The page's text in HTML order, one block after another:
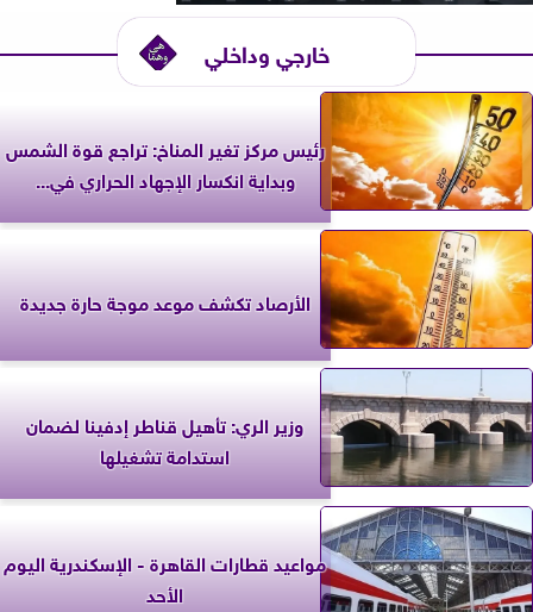
خارجي وداخلي
رئيس مركز تغير المناخ: تراجع قوة الشمس
وبداية انكسار الإجهاد الحراري في...
الأرصاد تكشف موعد موجة حارة جديدة
وزير الري: تأهيل قناطر إدفينا لضمان
استدامة تشغيلها
مواعيد قطارات القاهرة - الإسكندرية اليوم
الأحد